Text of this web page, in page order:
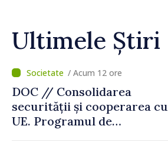
Ultimele Știri
/ Acum 12 ore
DOC // Consolidarea
securității și cooperarea cu
UE. Programul de